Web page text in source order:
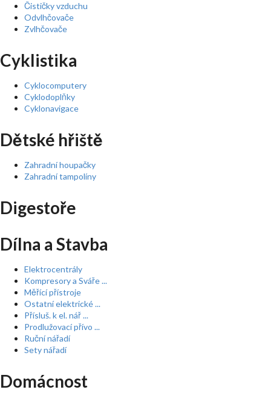
Čističky vzduchu
Odvlhčovače
Zvlhčovače
Cyklistika
Cyklocomputery
Cyklodoplňky
Cyklonavigace
Dětské hřiště
Zahradní houpačky
Zahradní tampolíny
Digestoře
Dílna a Stavba
Elektrocentrály
Kompresory a Sváře ...
Měřící přístroje
Ostatní elektrické ...
Přísluš. k el. nář ...
Prodlužovací přívo ...
Ruční nářadí
Sety nářadí
Domácnost